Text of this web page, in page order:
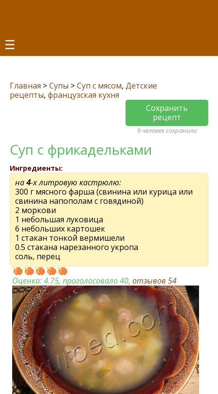
☰
Главная >Супы >Суп с мясом, Детские
рецепты, французская кухня
Сохранить
рецепт
9 человек сохранили
Суп с фрикадельками
Ингредиенты:
на4-х литровую кастрюлю:
300 г мясного фарша (свинина или курица или
свинина напополам с говядиной)
2 моркови
1 небольшая луковица
6 небольших картошек
1 стакан тонкой вермишели
0.5 стакана нарезанного укропа
соль, перец
Оценка:4.75, проголосовало 40, отзывов 54